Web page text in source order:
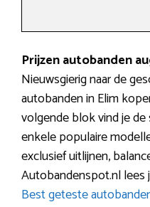
Prijzen autobanden
Nieuwsgierig naar de
autobanden in Elim
volgende blok vind je de
enkele populaire
exclusief uitlijnen,
Autobandenspot.nl lees
Best geteste